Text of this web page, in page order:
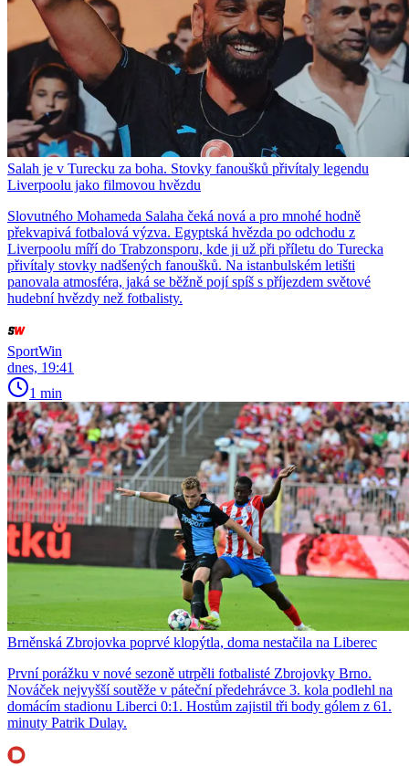
Salah je v Turecku za boha. Stovky fanoušků přivítaly legendu
Liverpoolu jako filmovou hvězdu
Slovutného Mohameda Salaha čeká nová a pro mnohé hodně
překvapivá fotbalová výzva. Egyptská hvězda po odchodu z
Liverpoolu míří do Trabzonsporu, kde ji už při příletu do Turecka
přivítaly stovky nadšených fanoušků. Na istanbulském letišti
panovala atmosféra, jaká se běžně pojí spíš s příjezdem světové
hudební hvězdy než fotbalisty.
SportWin
dnes, 19:41
1 min
Brněnská Zbrojovka poprvé klopýtla, doma nestačila na Liberec
První porážku v nové sezoně utrpěli fotbalisté Zbrojovky Brno.
Nováček nejvyšší soutěže v páteční předehrávce 3. kola podlehl na
domácím stadionu Liberci 0:1. Hostům zajistil tři body gólem z 61.
minuty Patrik Dulay.